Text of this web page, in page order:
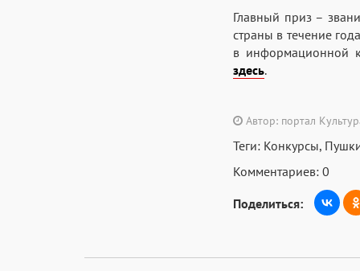
Главный приз –
страны в течение
в информационной
здесь.
Автор: портал
Теги: Конкурсы,
Комментариев: 0
Поделиться: